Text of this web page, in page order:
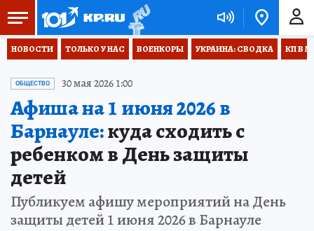
НОВОСТИ ТОЛЬКО У НАС ВОЕНКОРЫ УКРАИНА: СВОДКА КП В
ОБЩЕСТВО 30 мая 2026 1:00
Афиша на 1 июня 2026 в
Барнауле:куда сходить с
ребенком в День защиты
детей
Публикуем афишу мероприятий на День
защиты детей 1 июня 2026 в Барнауле